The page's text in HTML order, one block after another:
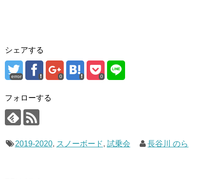
シェアする
error 0 0
フォローする
2019-2020, スノーボード, 試乗会 長谷川 のら